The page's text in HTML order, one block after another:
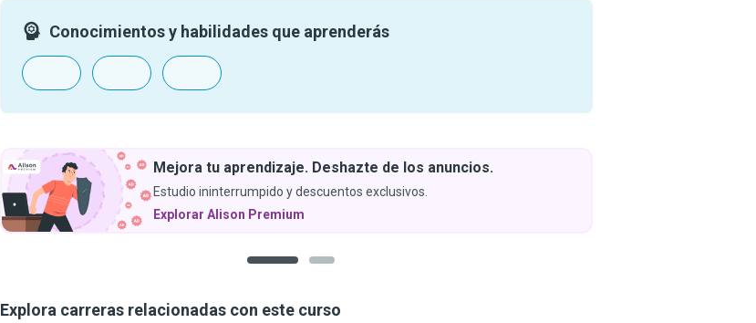
Conocimientos y habilidades que aprenderás
Mejora tu aprendizaje. Deshazte de los anuncios.
Estudio ininterrumpido y descuentos exclusivos.
Explorar Alison Premium
Explora carreras relacionadas con este curso